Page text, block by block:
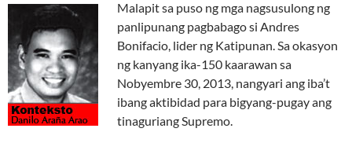
Malapit sa puso ng mga nagsusulong ng
panlipunang pagbabago si Andres
Bonifacio, lider ng Katipunan. Sa okasyon
ng kanyang ika-150 kaarawan sa
Nobyembre 30, 2013, nangyari ang iba’t
ibang aktibidad para bigyang-pugay ang
tinaguriang Supremo.